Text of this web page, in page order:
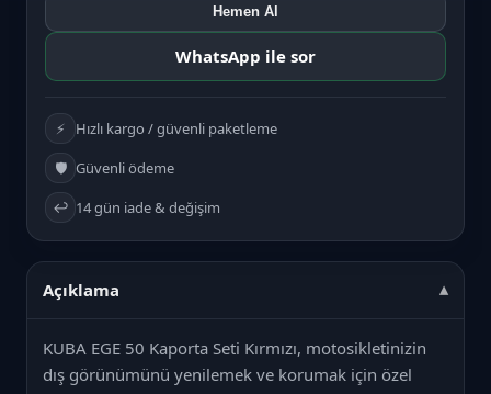
Hemen Al
WhatsApp ile sor
⚡
Hızlı kargo / güvenli paketleme
🛡️ Güvenli ödeme
↩️ 14 gün iade & değişim
Açıklama
KUBA EGE 50 Kaporta Seti Kırmızı, motosikletinizin
dış görünümünü yenilemek ve korumak için özel